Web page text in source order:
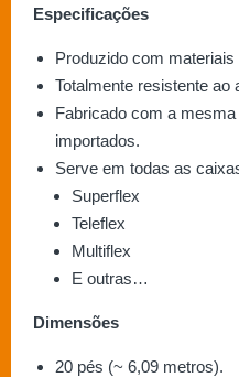
Especificações
Produzido com materiais
Totalmente resistente ao
Fabricado com a
importados.
Serve em todas as
Superflex
Teleflex
Multiflex
E outras…
Dimensões
20 pés (~ 6,09 metros).